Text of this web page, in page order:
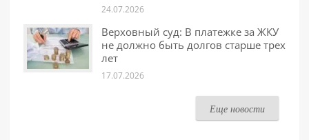
24.07.2026
Верховный суд: В платежке за ЖКУ
не должно быть долгов старше трех
лет
17.07.2026
Еще новости